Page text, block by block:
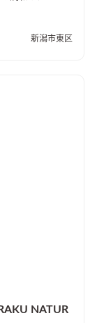
新潟市東区
NATUR